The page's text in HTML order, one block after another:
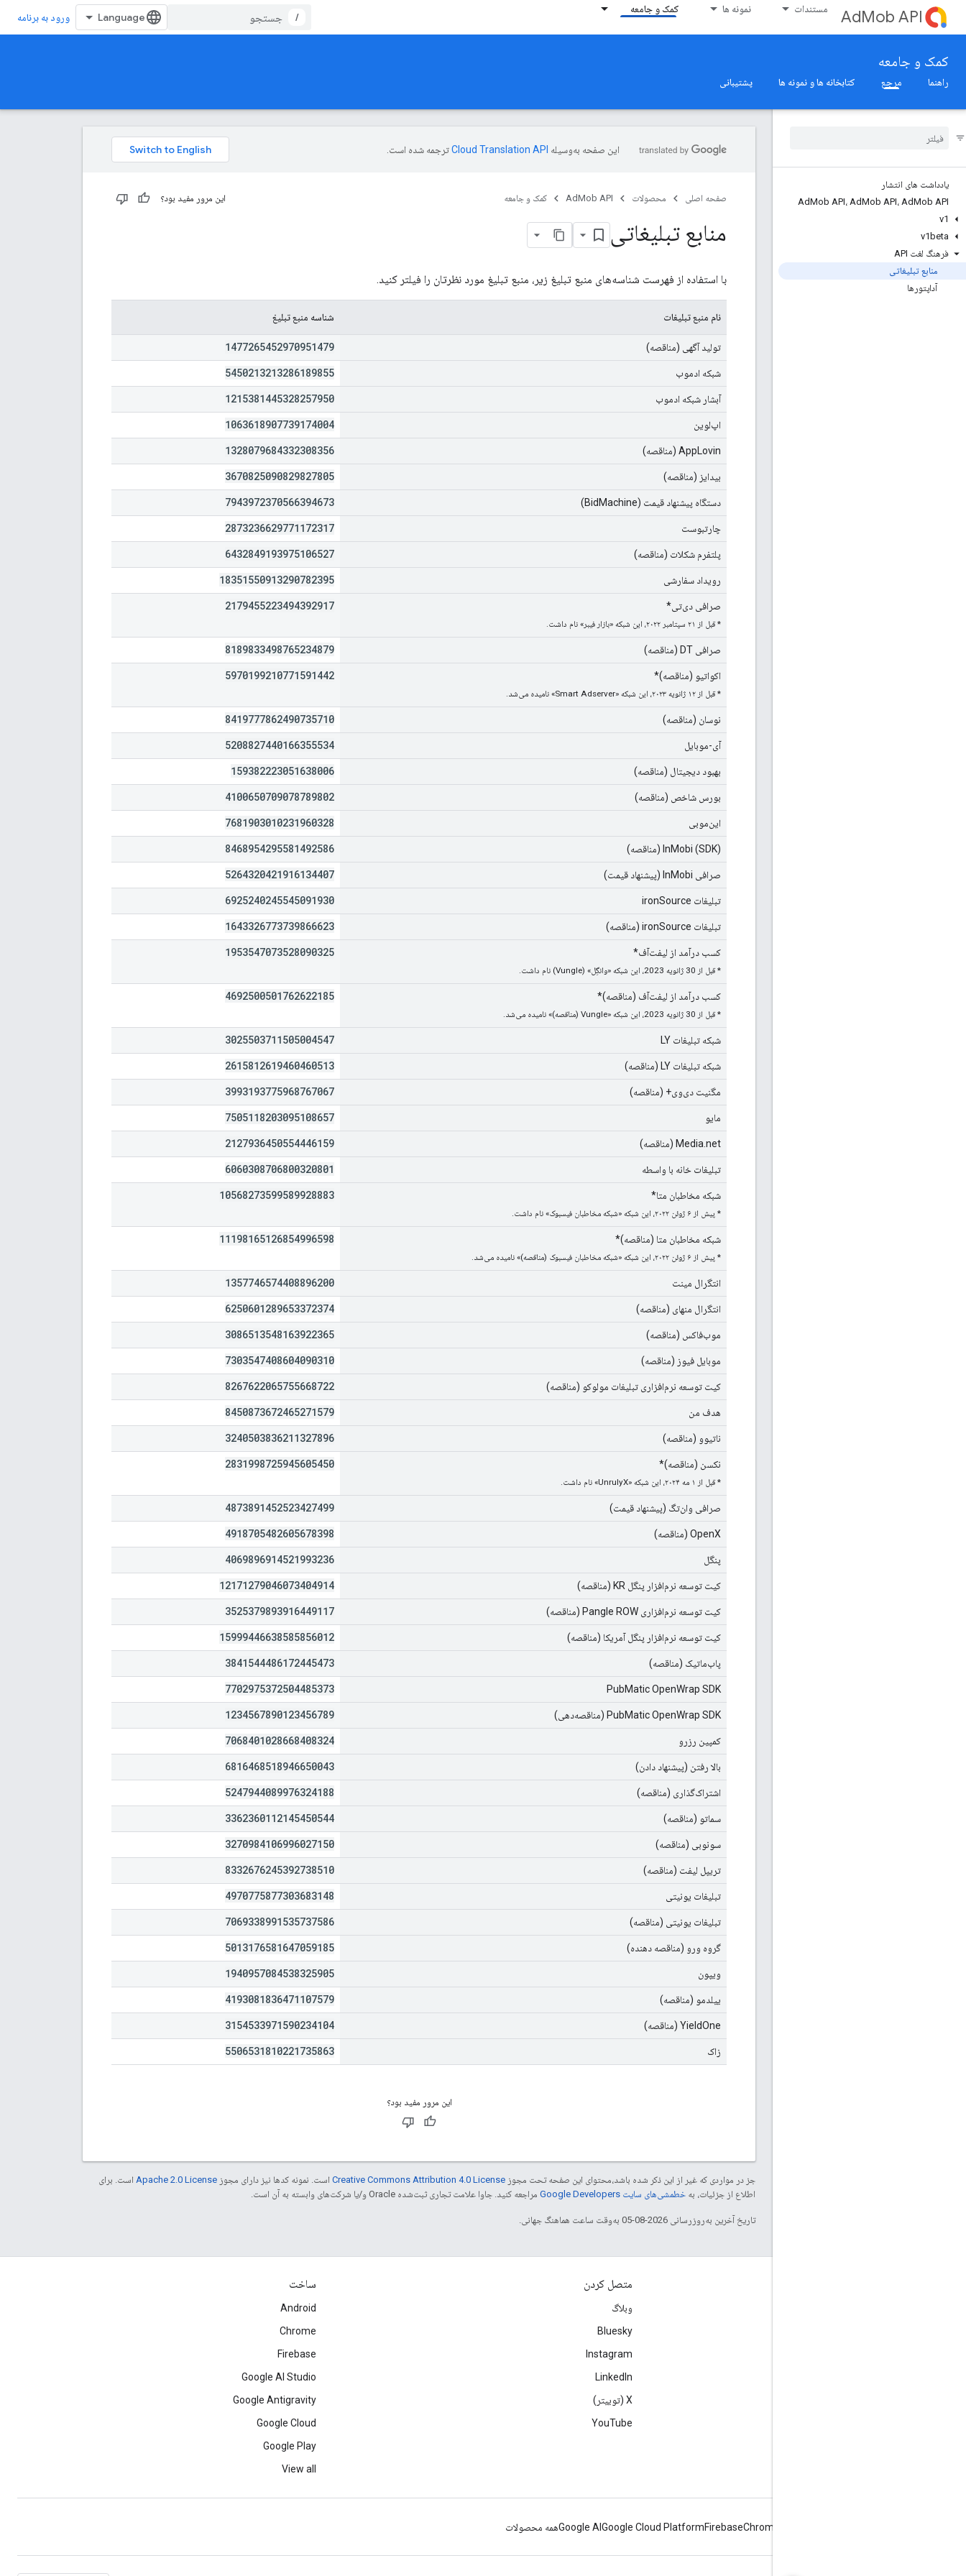
AdMob API مستندات نمونه ها کمک و جامعه
/ ورود به برنامه
کمک و جامعه
راهنما مرجع کتابخانه ها و نمونه ها پشتیبانی
یادداشت های انتشار
AdMob API، AdMob API، AdMob API
v1
v1beta
فرهنگ لغت API
منابع تبلیغاتی
آداپتورها
این صفحه به‌وسیله ترجمه شده است.
صفحه اصلی محصولات AdMob API کمک و جامعه این مرور مفید بود؟
منابع تبلیغاتی
با استفاده از فهرست شناسه‌های منبع تبلیغ زیر، منبع تبلیغ مورد نظرتان را فیلتر کنید.
نام منبع تبلیغات شناسه منبع تبلیغ
تولید آگهی (مناقصه) 1477265452970951479
شبکه ادموب 5450213213286189855
آبشار شبکه ادموب 1215381445328257950
اپ‌لوین 1063618907739174004
AppLovin (مناقصه) 1328079684332308356
بیدایز (مناقصه) 3670825090829827805
دستگاه پیشنهاد قیمت (BidMachine) 7943972370566394673
چارتبوست 2873236629771172317
پلتفرم شکلات (مناقصه) 6432849193975106527
رویداد سفارشی 18351550913290782395
صرافی دی‌تی*
* قبل از ۲۱ سپتامبر ۲۰۲۲، این شبکه «بازار فیبر» نام داشت.
2179455223494392917
صرافی DT (مناقصه) 8189833498765234879
اکواتیو (مناقصه)*
* قبل از ۱۲ ژانویه ۲۰۲۳، این شبکه «Smart Adserver» نامیده می‌شد.
5970199210771591442
نوسان (مناقصه) 8419777862490735710
آی-موبایل 5208827440166355534
بهبود دیجیتال (مناقصه) 159382223051638006
بورس شاخص (مناقصه) 4100650709078789802
این‌موبی 7681903010231960328
InMobi (SDK) (مناقصه) 8468954295581492586
صرافی InMobi (پیشنهاد قیمت) 5264320421916134407
تبلیغات ironSource 6925240245545091930
تبلیغات ironSource (مناقصه) 1643326773739866623
کسب درآمد از لیفت‌آف*
* قبل از 30 ژانویه 2023، این شبکه «وانگِل» (Vungle) نام داشت.
1953547073528090325
کسب درآمد از لیفت‌آف (مناقصه)*
* قبل از 30 ژانویه 2023، این شبکه «Vungle (مناقصه)» نامیده می‌شد.
4692500501762622185
شبکه تبلیغات LY 3025503711505004547
شبکه تبلیغات LY (مناقصه) 2615812619460460513
مگنیت دی‌وی+ (مناقصه) 3993193775968767067
مایو 7505118203095108657
Media.net (مناقصه) 2127936450554446159
تبلیغات خانه با واسطه 6060308706800320801
شبکه مخاطبان متا*
* پیش از ۶ ژوئن ۲۰۲۲، این شبکه «شبکه مخاطبان فیسبوک» نام داشت.
10568273599589928883
شبکه مخاطبان متا (مناقصه)*
* پیش از ۶ ژوئن ۲۰۲۲، این شبکه «شبکه مخاطبان فیسبوک (مناقصه)» نامیده می‌شد.
11198165126854996598
انتگرال مینت 1357746574408896200
انتگرال منهای (مناقصه) 6250601289653372374
موب‌فاکس (مناقصه) 3086513548163922365
موبایل فیوز (مناقصه) 7303547408604090310
کیت توسعه نرم‌افزاری تبلیغات مولوکو (مناقصه) 8267622065755668722
هدف من 8450873672465271579
ناتیوو (مناقصه) 3240503836211327896
نکسن (مناقصه)*
* قبل از ۱ مه ۲۰۲۴، این شبکه «UnrulyX» نام داشت.
2831998725945605450
صرافی وان‌تگ (پیشنهاد قیمت) 4873891452523427499
OpenX (مناقصه) 4918705482605678398
پنگل 4069896914521993236
کیت توسعه نرم‌افزار پنگل KR (مناقصه) 12171279046073404914
کیت توسعه نرم‌افزاری Pangle ROW (مناقصه) 3525379893916449117
کیت توسعه نرم‌افزار پنگل آمریکا (مناقصه) 15999446638585856012
پاب‌ماتیک (مناقصه) 3841544486172445473
PubMatic OpenWrap SDK
7702975372504485373
PubMatic OpenWrap SDK (مناقصه‌دهی) 1234567890123456789
کمپین رزرو 7068401028668408324
بالا رفتن (پیشنهاد دادن) 6816468518946650043
اشتراک‌گذاری (مناقصه) 5247944089976324188
سماتو (مناقصه) 3362360112145450544
سونوبی (مناقصه) 3270984106996027150
تریپل لیفت (مناقصه) 8332676245392738510
تبلیغات یونیتی 4970775877303683148
تبلیغات یونیتی (مناقصه) 7069338991535737586
گروه ورو (مناقصه دهنده) 5013176581647059185
ویپون 1940957084538325905
ییلدمو (مناقصه) 4193081836471107579
YieldOne (مناقصه) 3154533971590234104
زاک 5506531810221735863
این مرور مفید بود؟
جز در مواردی که غیر از این ذکر شده باشد،‌محتوای این صفحه تحت مجوز Creative Commons Attribution 4.0 License است. نمونه کدها نیز دارای مجوز Apache 2.0 License است. برای
اطلاع از جزئیات، به خطمشی‌های سایت Google Developers‏ مراجعه کنید. جاوا علامت تجاری ثبت‌شده Oracle و/یا شرکت‌های وابسته به آن است.
تاریخ آخرین به‌روزرسانی 2026-08-05 به‌وقت ساعت هماهنگ جهانی.
متصل کردن
وبلاگ
Bluesky
Instagram
LinkedIn
‫X (توییتر)
YouTube
ساخت
Android
Chrome
Firebase
Google AI Studio
Google Antigravity
Google Cloud
Google Play
View all
Chrome
Firebase
Google Cloud Platform
Google AIهمه محصولات